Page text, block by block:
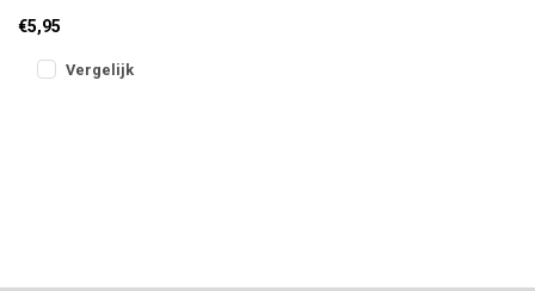
en pellets. Zorgt voor
extra
€5,95
Vergelijk